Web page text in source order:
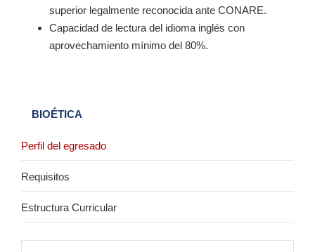
superior legalmente reconocida ante CONARE.
Capacidad de lectura del idioma inglés con
aprovechamiento mínimo del 80%.
BIOÉTICA
Perfil del egresado
Requisitos
Estructura Curricular